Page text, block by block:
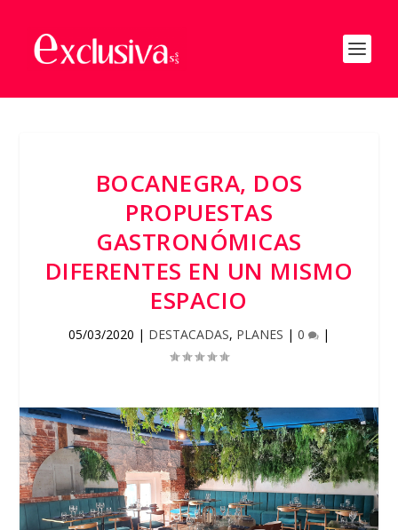
BOCANEGRA, DOS
PROPUESTAS
GASTRONÓMICAS
DIFERENTES EN UN MISMO
ESPACIO
05/03/2020 | DESTACADAS, PLANES | 0 |